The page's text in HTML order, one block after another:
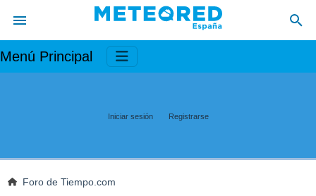
Menú Principal
Iniciar sesión Registrarse
Foro de Tiempo.com